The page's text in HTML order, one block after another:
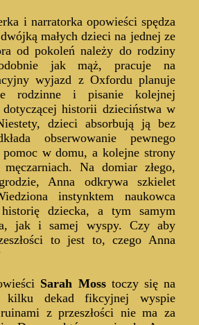
i narratorka opowieści spędza
małych dzieci na jednej ze
od pokoleń należy do rodziny
jak mąż, pracuje na
wyjazd z Oxfordu planuje
rodzinne i pisanie kolejnej
historii dzieciństwa w
dzieci absorbują ją bez
obserwowanie pewnego
w domu, a kolejne strony
Na domiar złego,
Anna odkrywa szkielet
instynktem naukowca
historię dziecka, a tym samym
jak i samej wyspy. Czy aby
to jest to, czego Anna
Sarah Mosstoczy się na
kilku dekad fikcyjnej wyspie
z przeszłości nie ma za